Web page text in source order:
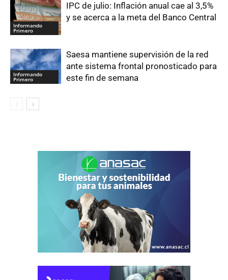
Informando
Primero
IPC de julio: Inflación anual cae al 3,5%
y se acerca a la meta del Banco Central
Informando
Primero
Saesa mantiene supervisión de la red
ante sistema frontal pronosticado para
este fin de semana